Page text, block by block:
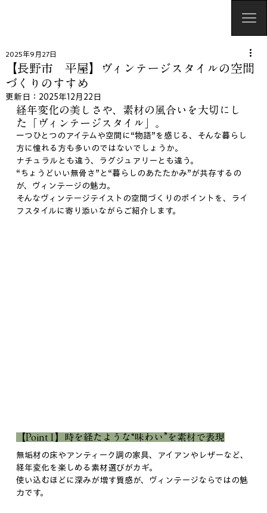
【長野市 平屋】ヴィンテージスタイルの空間
づくりのすすめ
2025年9月27日
更新日： 2025年12月22日
経年変化の美しさや、素材の風合いを大切にし
た「ヴィンテージスタイル」。
一つひとつのアイテムや空間に“物語”を感じる、そんな暮らし
方に憧れる方も多いのではないでしょうか。
ナチュラルとも違う、ラグジュアリーとも違う。
“ちょうどいい無骨さ”と“暮らしのあたたかみ”が共存するの
が、ヴィンテージの魅力。
そんなヴィンテージテイストの空間づくりのポイントを、ライ
フスタイルに寄り添いながらご紹介します。
【Point 1】時を経たような“味わい”を素材で表現
無垢材の床やアンティーク調の家具、アイアンやレザーなど、
経年変化を楽しめる素材選びがカギ。
使い込むほどに深みが増す質感が、ヴィンテージならではの魅
力です。